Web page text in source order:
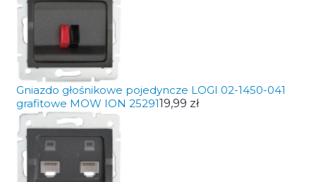
Gniazdo głośnikowe pojedyncze LOGI 02-1450-041
grafitowe MOW ION 2529119,99 zł